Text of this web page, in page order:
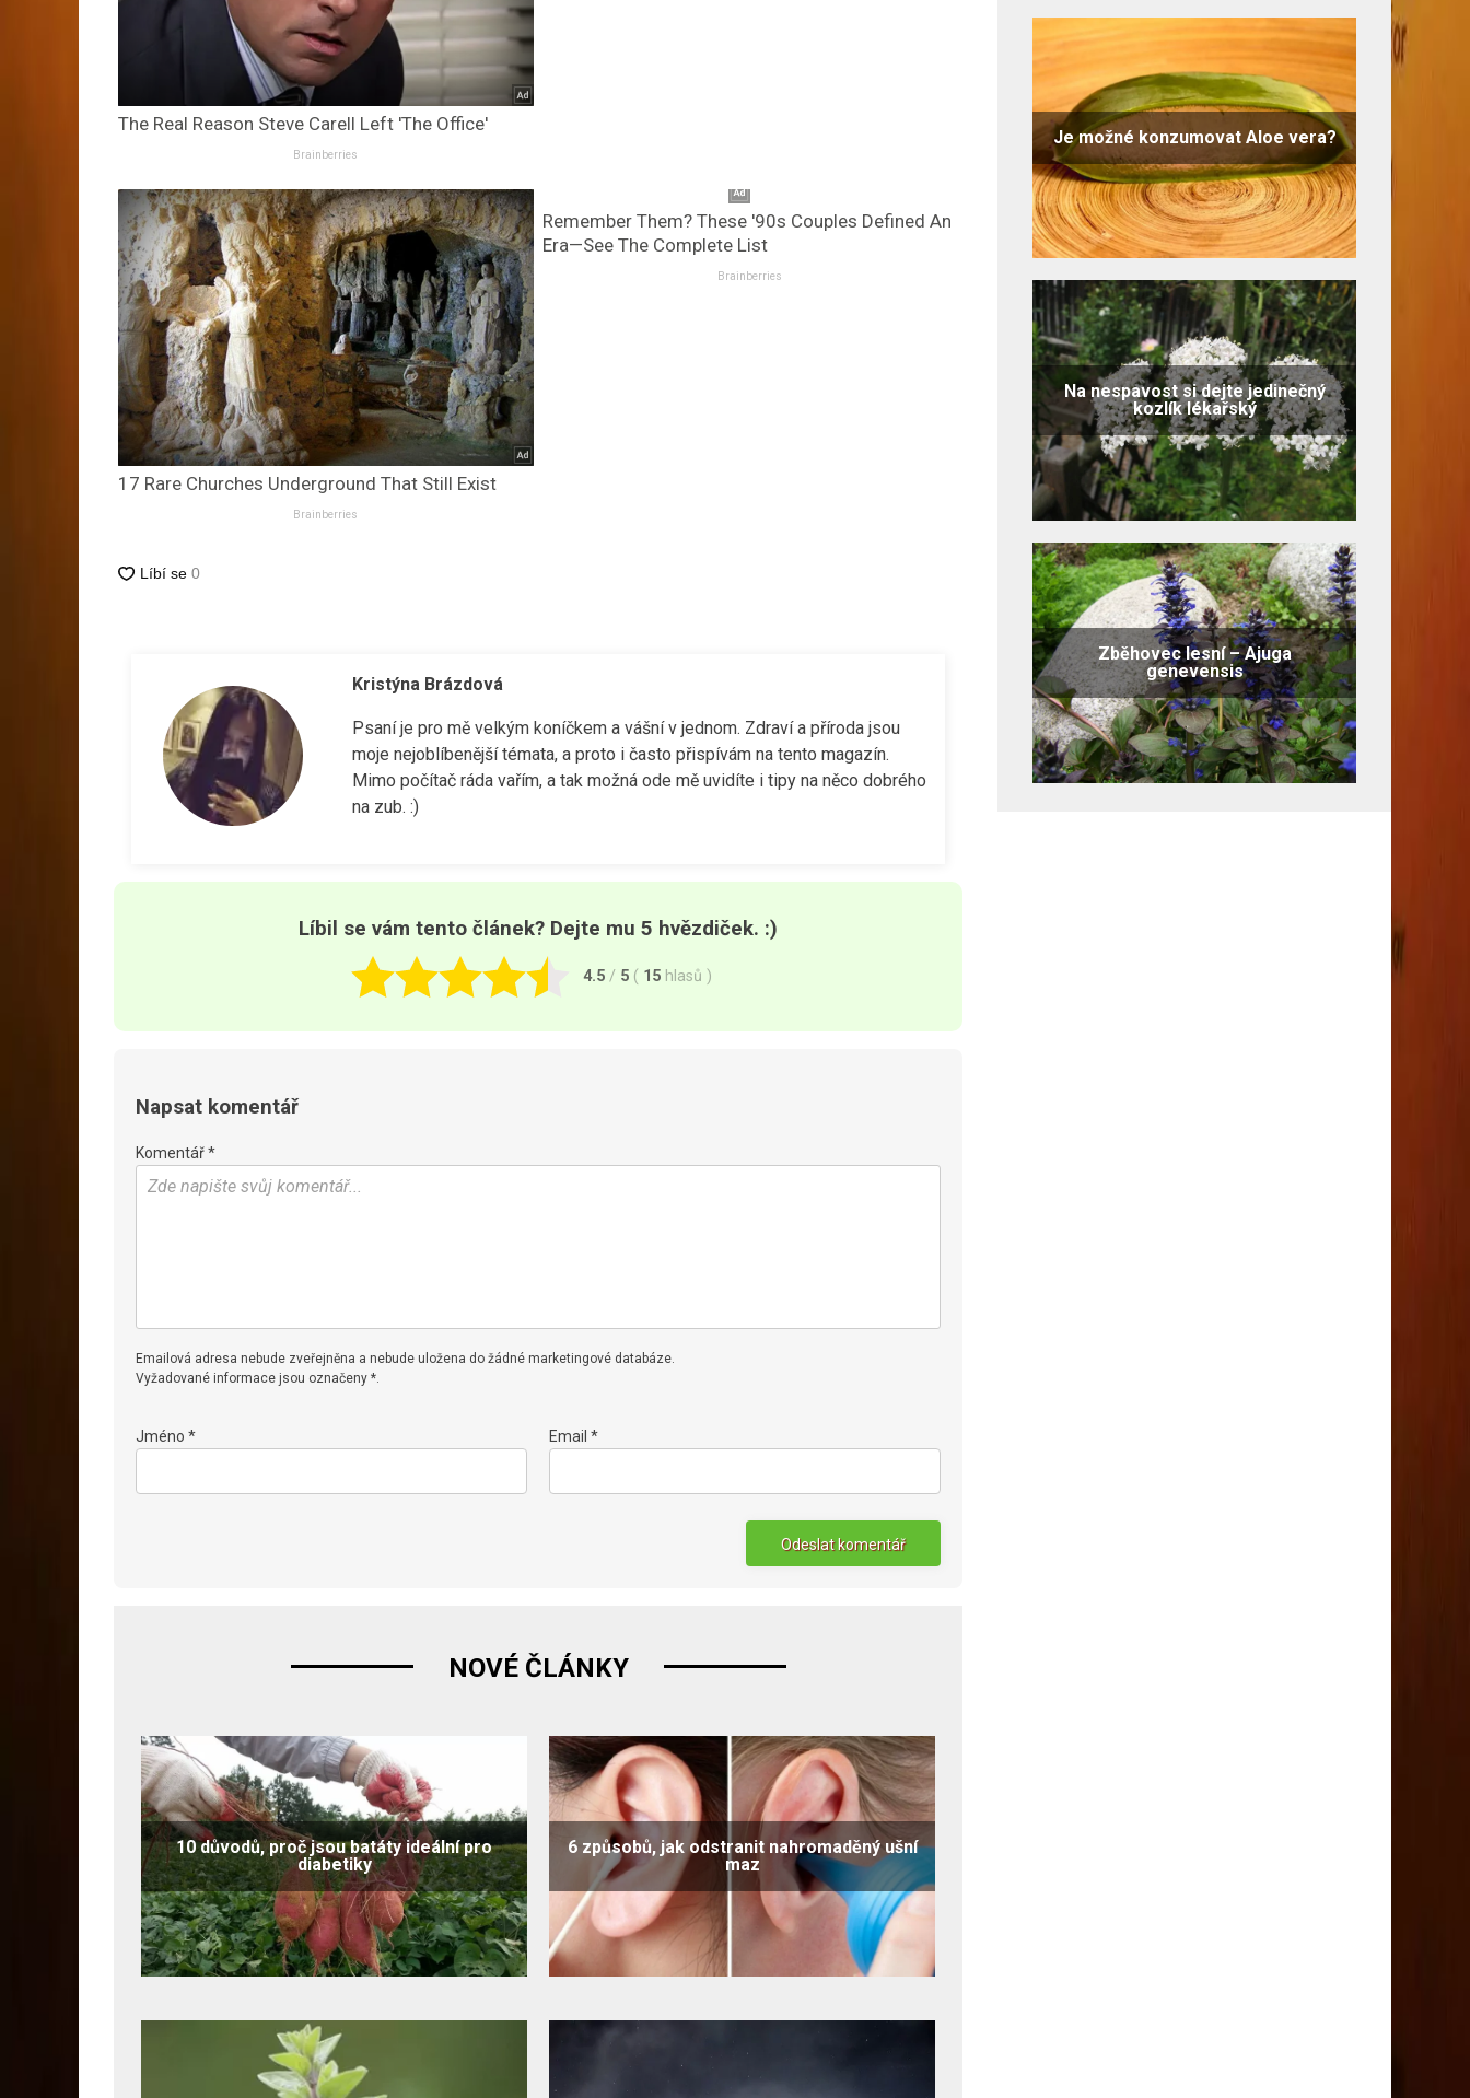
The Real Reason Steve Carell Left 'The Office'
Brainberries
17 Rare Churches Underground That Still Exist
Brainberries
Remember Them? These '90s Couples Defined An
Era—See The Complete List
Brainberries
Kristýna Brázdová
Psaní je pro mě velkým koníčkem a vášní v jednom. Zdraví a příroda jsou
moje nejoblíbenější témata, a proto i často přispívám na tento magazín.
Mimo počítač ráda vařím, a tak možná ode mě uvidíte i tipy na něco dobrého
na zub. :)
Líbil se vám tento článek? Dejte mu 5 hvězdiček. :)
4.5 / 5 ( 15 hlasů )
Napsat komentář
Komentář *
Emailová adresa nebude zveřejněna a nebude uložena do žádné marketingové databáze.
Vyžadované informace jsou označeny *.
Jméno * Email *
NOVÉ ČLÁNKY
10 důvodů, proč jsou batáty ideální pro
diabetiky
6 způsobů, jak odstranit nahromaděný ušní
maz
Je možné konzumovat Aloe vera?
Na nespavost si dejte jedinečný
kozlík lékařský
Zběhovec lesní – Ajuga
genevensis